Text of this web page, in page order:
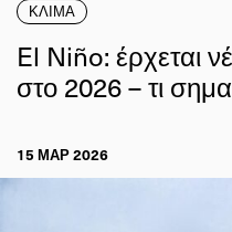
ΚΛΙΜΑ
El Niño: έρχεται
στο 2026 – τι
15 ΜΑΡ 2026